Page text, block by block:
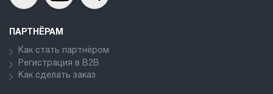
ПАРТНЁРАМ
Как стать партнёром
Регистрация в В2В
Как сделать заказ